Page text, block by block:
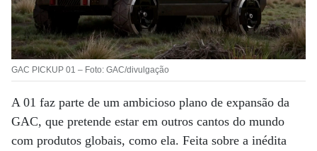
GAC PICKUP 01 – Foto: GAC/divulgação
A 01 faz parte de um ambicioso plano de expansão da
GAC, que pretende estar em outros cantos do mundo
com produtos globais, como ela. Feita sobre a inédita